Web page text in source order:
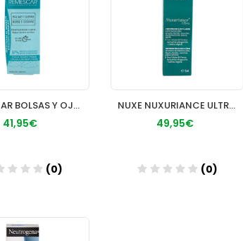
REMESCAR BOLSAS Y OJERAS VEGETAL 1 ENVASE 8 ML
41,95€
(0)
Añadir
NUXE NUXURIANCE ULTRA CONTORNO DE OJOS Y LABIOS
49,95€
(0)